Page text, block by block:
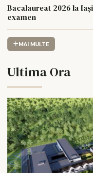
Bacalaureat 2026 la
examen
MAI MULTE
Ultima Ora